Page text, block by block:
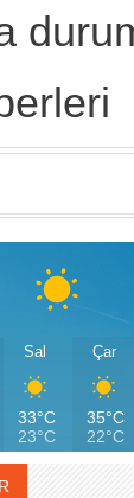
Sal
33°C
23°C
Çar
35°C
22°C